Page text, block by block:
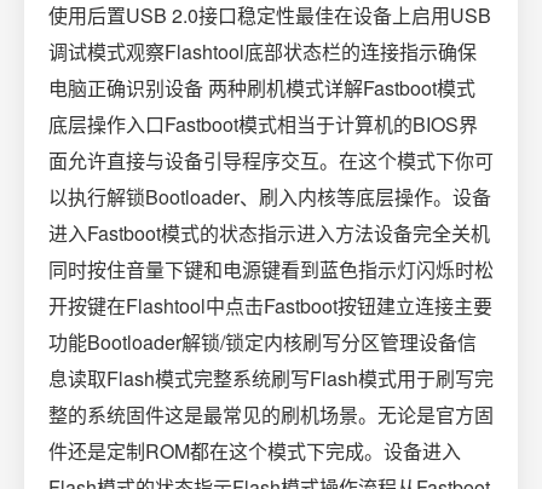
使用后置USB 2.0接口稳定性最佳在设备上启用USB
调试模式观察Flashtool底部状态栏的连接指示确保
电脑正确识别设备 两种刷机模式详解Fastboot模式
底层操作入口Fastboot模式相当于计算机的BIOS界
面允许直接与设备引导程序交互。在这个模式下你可
以执行解锁Bootloader、刷入内核等底层操作。设备
进入Fastboot模式的状态指示进入方法设备完全关机
同时按住音量下键和电源键看到蓝色指示灯闪烁时松
开按键在Flashtool中点击Fastboot按钮建立连接主要
功能Bootloader解锁/锁定内核刷写分区管理设备信
息读取Flash模式完整系统刷写Flash模式用于刷写完
整的系统固件这是最常见的刷机场景。无论是官方固
件还是定制ROM都在这个模式下完成。设备进入